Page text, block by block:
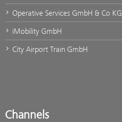
Operative Services GmbH & Co KG
iMobility GmbH
City Airport Train GmbH
Channels